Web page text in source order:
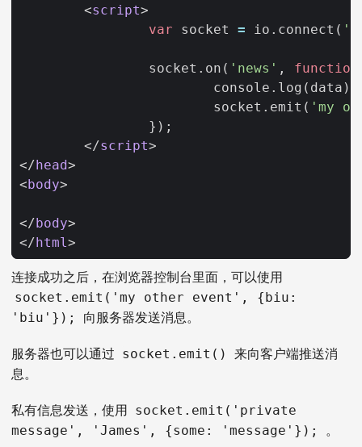
<script>
var
socket = io . connect (
socket . on ( 'news' ,
function
console . log ( data );
socket . emit ( 'my
});
</script>
</head>
<body>
</body>
</html >
连接成功之后，在浏览器控制台里面，可以使用
socket.emit('my other event', {biu:
'biu'});
向服务器发送消息。
服务器也可以通过 socket.emit()
来向客户端推送消
息。
私有信息发送，使用 socket.emit('private
message', 'James', {some: 'message'});
。